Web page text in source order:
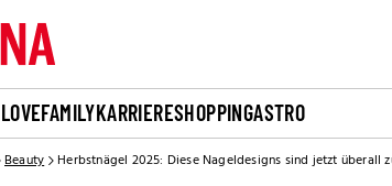
LOVEFAMILYKARRIERESHOPPINGASTRO
Beauty Herbstnägel 2025: Diese Nageldesigns sind jetzt überall